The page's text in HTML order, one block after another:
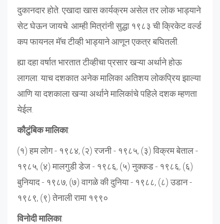
दुकानदार होते. एखादा खास कार्यक्रम असेल तर लोक भाड्याने
सेट घेऊन जायचे. आम्ही मित्रांनी सुद्धा १९८३ ची क्रिकेट वर्ल्ड
कप फायनल मॅच टीव्ही भाड्याने आणून एकत्र बघितली.
ह्या दहा वर्षात भारतात टीव्हीचा प्रसार खऱ्या अर्थाने होऊ
लागला. याच दशकात अनेक मालिका अतिशय लोकप्रिय झाल्या
आणि या दशकाला खऱ्या अर्थाने मालिकांचे पहिले दशक म्हणता
येईल.
कौटुंबिक मालिका:
(१) हम लोग - १९८४, (२) रजनी - १९८५, (३) विक्रम बेताल -
१९८५, (४) मालगुडी डेज - १९८६, (५) नुक्कड - १९८६, (६)
बुनियाद - १९८७, (७) वागळे की दुनिया - १९८८, (८) उडान -
१९८९, (९) तेनाली रामा १९९०
विनोदी मालिका: